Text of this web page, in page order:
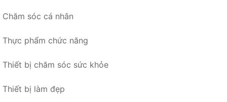
Chăm sóc cá nhân
Thực phẩm chức năng
Thiết bị chăm sóc sức khỏe
Thiết bị làm đẹp